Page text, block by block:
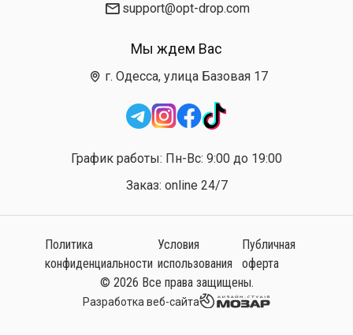
support@opt-drop.com
Мы ждем Вас
г. Одесса, улица Базовая 17
График работы: Пн-Вс: 9:00 до 19:00
Заказ: online 24/7
Политика
конфиденциальности
Условия
использования
Публичная
оферта
© 2026 Все права защищены.
Разработка веб-сайта